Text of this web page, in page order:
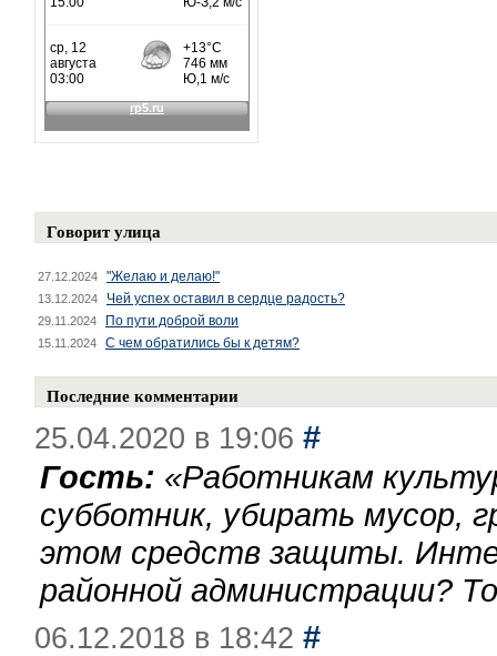
Говорит улица
27.12.2024 "Желаю и делаю!"
13.12.2024 Чей успех оставил в сердце радость?
29.11.2024 По пути доброй воли
15.11.2024 С чем обратились бы к детям?
Последние комментарии
25.04.2020 в 19:06 #
Гость: «Работникам
субботник, убирать мусор,
этом средств защиты.
районной администрации?
06.12.2018 в 18:42 #